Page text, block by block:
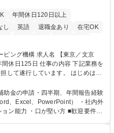
年間休日120日以上
し 英語 退職金あり
在宅OK
名 【東京／文京
の内容 下記業務を
して遂行しています。 はじめは担
ゆくはリーダーやマネージャーポ
【総務・人事グルー
活動 ・教育研修の企画、実行 ・勤
会議運営（評議員会、理事会） ・
助金の申請・四半期、年間報告経験
、Excel、PowerPoint） ・社内外
・口が堅い方 ■歓迎要件